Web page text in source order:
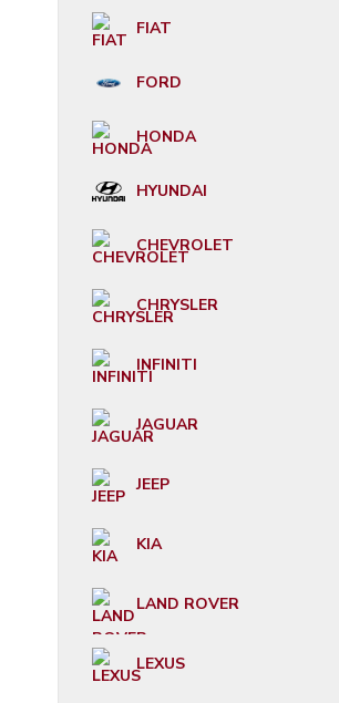
FIAT
FORD
HONDA
HYUNDAI
CHEVROLET
CHRYSLER
INFINITI
JAGUAR
JEEP
KIA
LAND ROVER
LEXUS